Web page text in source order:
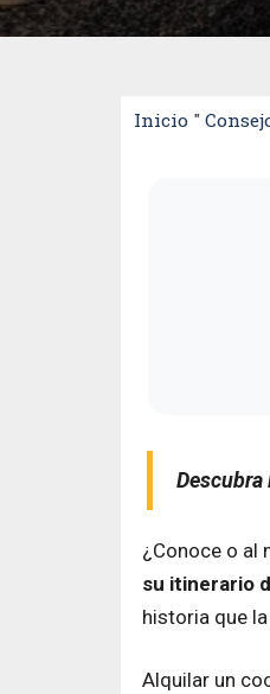
Inicio "
Descubra
¿Conoce o al
su itinerario
historia que
Alquilar un